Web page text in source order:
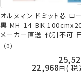
オルヌマン ドミット芯 ロ
黒 MH-14-BK
メーカー直送 代引不可
指定不可 アウルスママS キ
（0）
22,968 税